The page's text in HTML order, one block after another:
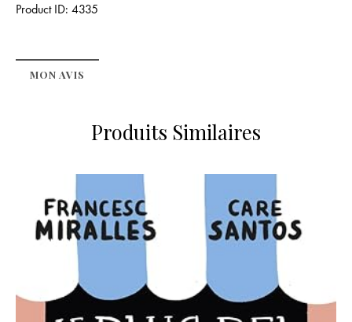
Product ID: 4335
MON AVIS
Produits Similaires